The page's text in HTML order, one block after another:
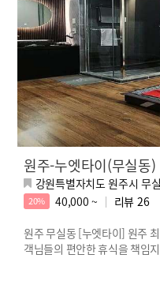
원주-누엣타이(무실동)
강원특별자치도 원주시 무
20% 40,000 ~ 리뷰 26
원주 무실동 [누엣타이] 원주
객님들의 편안한 휴식을 책임